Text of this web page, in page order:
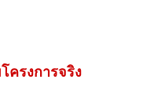
ครงการจริง